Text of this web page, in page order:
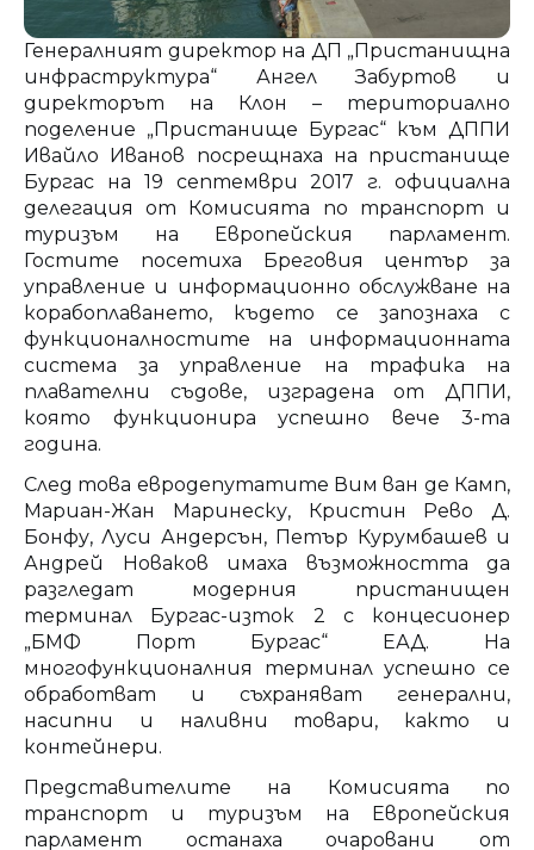
Генералният директор на ДП „Пристанищна
инфраструктура“ Ангел Забуртов и
директорът на Клон – териториално
поделение „Пристанище Бургас“ към ДППИ
Ивайло Иванов посрещнаха на пристанище
Бургас на 19 септември 2017 г. официална
делегация от Комисията по транспорт и
туризъм на Европейския парламент.
Гостите посетиха Бреговия център за
управление и информационно обслужване на
корабоплаването, където се запознаха с
функционалностите на информационната
система за управление на трафика на
плавателни съдове, изградена от ДППИ,
която функционира успешно вече 3-та
година.
След това евродепутатите Вим ван де Камп,
Мариан-Жан Маринеску, Кристин Рево Д.
Бонфу, Луси Андерсън, Петър Курумбашев и
Андрей Новаков имаха възможността да
разгледат модерния пристанищен
терминал Бургас-изток 2 с концесионер
„БМФ Порт Бургас“ ЕАД. На
многофункционалния терминал успешно се
обработват и съхраняват генерални,
насипни и наливни товари, както и
контейнери.
Представителите на Комисията по
транспорт и туризъм на Европейския
парламент останаха очаровани от